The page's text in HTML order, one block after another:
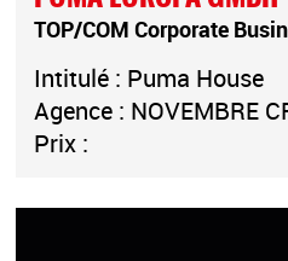
TOP/COM Corporate
Intitulé : Puma House
Agence : NOVEMBRE
Prix :